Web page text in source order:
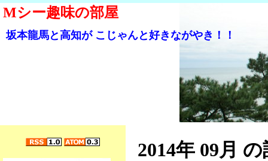
Mシー趣味の部屋
坂本龍馬と高知が こじゃんと好きながやき！！
2014年 09月